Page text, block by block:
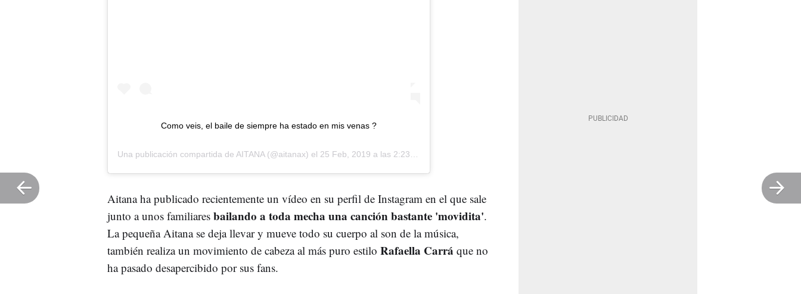
Como veis, el baile de siempre ha estado en mis venas ?
Una publicación compartida de AITANA(@aitanax) el 25 Feb, 2019 a las 2:23 PST
Aitana ha publicado recientemente un vídeo en su perfil de Instagram en el que sale
junto a unos familiares bailando a toda mecha una canción bastante 'movidita'.
La pequeña Aitana se deja llevar y mueve todo su cuerpo al son de la música,
también realiza un movimiento de cabeza al más puro estilo Rafaella Carrá que no
ha pasado desapercibido por sus fans.